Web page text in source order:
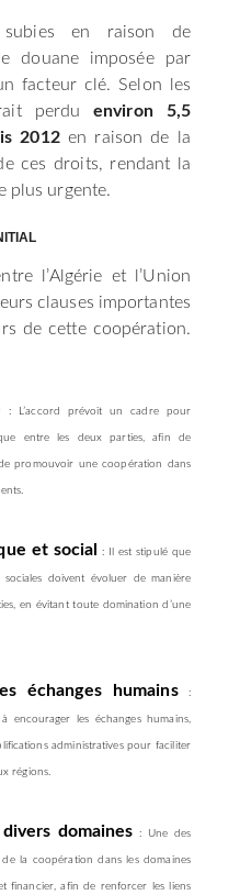
subies en raison de
douane imposée par
facteur clé. Selon les
perduenviron 5,5
2012en raison de la
ces droits, rendant la
plus urgente.
l’Algérie et l’Union
clauses importantes
de cette coopération.
: L’accord prévoit un cadre pour
entre les deux parties, afin de
promouvoir une coopération dans
et social : Il est stipulé que
sociales doivent évoluer de manière
en évitant toute domination d’une
échanges humains:
encourager les échanges humains,
administratives pour faciliter
régions.
domaines : Une des
la coopération dans les domaines
financier, afin de renforcer les liens